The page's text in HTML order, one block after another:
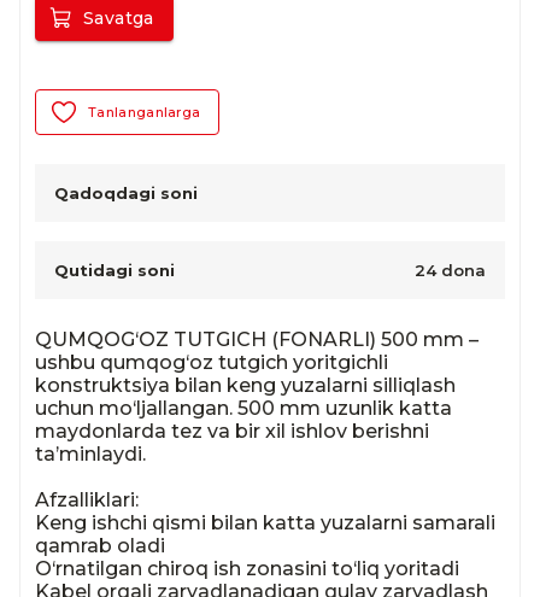
Savatga
Tanlanganlarga
Qadoqdagi soni
Qutidagi soni 24 dona
QUMQOG‘OZ TUTGICH (FONARLI) 500 mm –
ushbu qumqog‘oz tutgich yoritgichli
konstruktsiya bilan keng yuzalarni silliqlash
uchun mo‘ljallangan. 500 mm uzunlik katta
maydonlarda tez va bir xil ishlov berishni
ta’minlaydi.
Afzalliklari:
Keng ishchi qismi bilan katta yuzalarni samarali
qamrab oladi
O‘rnatilgan chiroq ish zonasini to‘liq yoritadi
Kabel orqali zaryadlanadigan qulay zaryadlash